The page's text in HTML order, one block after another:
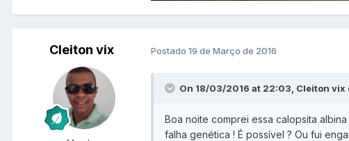
Cleiton vix Postado 19 de Março de 2016
On 18/03/2016 at 22:03, Cleiton vix
Boa noite comprei essa calopsita
falha genética ! É possível ? Ou fui